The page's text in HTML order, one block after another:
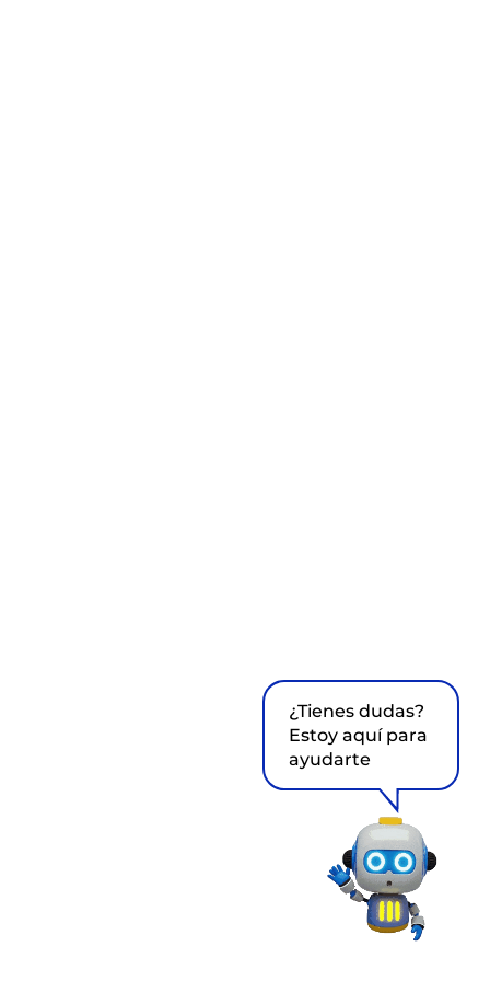
¿Tienes dudas?
Estoy aquí para
ayudarte